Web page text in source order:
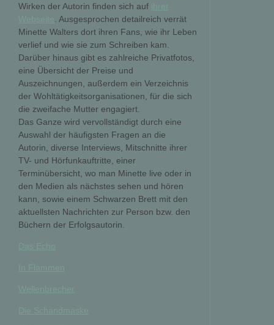
Wirken der Autorin finden sich auf
. Ausgesprochen detailreich verrät
Minette Walters dort ihren Fans, wie ihr Leben
verlief und wie sie zum Schreiben kam.
Darüber hinaus gibt es zahlreiche Privatfotos,
eine Übersicht der Preise und
Auszeichnungen, außerdem ein Verzeichnis
der Wohltätigkeitsorganisationen, für die sich
die zweifache Mutter engagiert.
Das Ganze wird vervollständigt durch eine
Auswahl der häufigsten Fragen an die
Autorin, diverse Interviews, Mitschnitte ihrer
TV- und Hörfunkauftritte, einer
Terminübersicht, wo man Minette live oder in
den Medien als nächstes sehen und hören
kann, sowie einem Schwarzen Brett mit den
aktuellsten Nachrichten zur Person bzw. den
Büchern der Erfolgsautorin.